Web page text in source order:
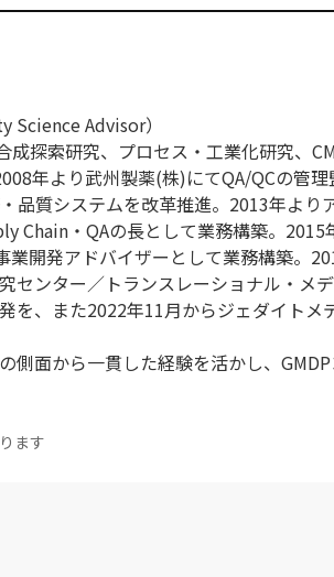
Advisor）
探索研究、プロセス・工業化研究、
年より武州製薬(株)にてQA/QCの管
品質システムを改革推進。2013年より
Chain・QAの長として業務構築。2015
開発アドバイザーとして業務構築。
ンター／トランスレーショナル・メ
を、また2022年11月からジェダイトメ
側面から一貫した経験を活かし、
ます